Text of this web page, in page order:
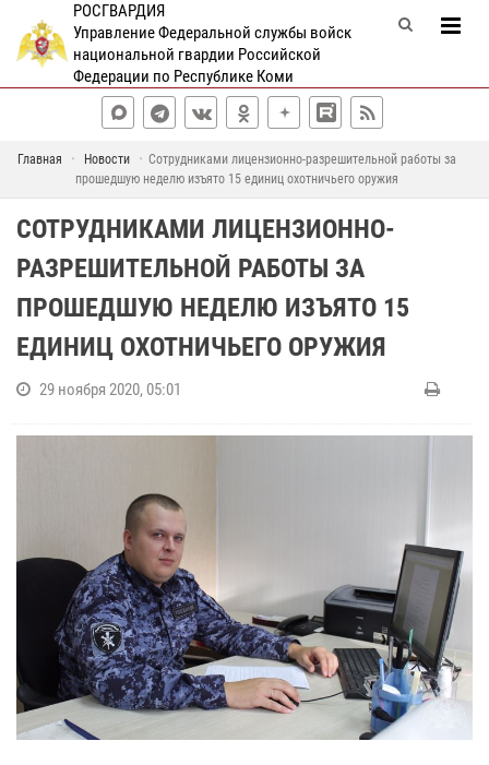
РОСГВАРДИЯ
Управление Федеральной службы войск
национальной гвардии Российской
Федерации по Республике Коми
Главная Новости
Сотрудниками лицензионно-разрешительной работы за
прошедшую неделю изъято 15 единиц охотничьего оружия
СОТРУДНИКАМИ ЛИЦЕНЗИОННО-
РАЗРЕШИТЕЛЬНОЙ РАБОТЫ ЗА
ПРОШЕДШУЮ НЕДЕЛЮ ИЗЪЯТО 15
ЕДИНИЦ ОХОТНИЧЬЕГО ОРУЖИЯ
29 ноября 2020, 05:01